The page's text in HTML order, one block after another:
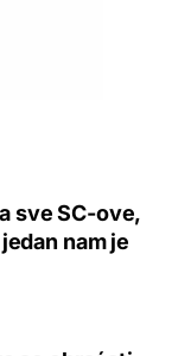
sve SC-ove,
nam je